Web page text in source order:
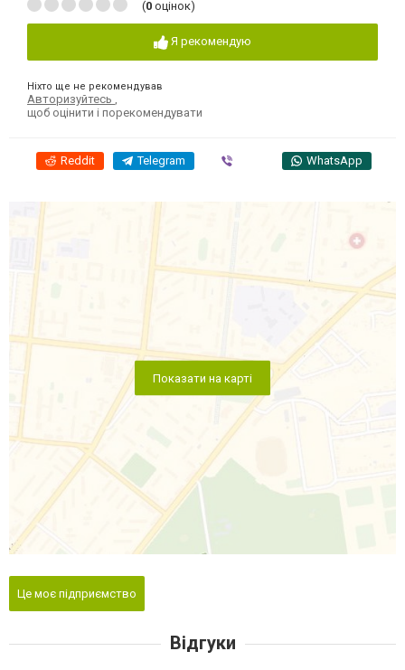
(0 оцінок)
Я рекомендую
Ніхто ще не рекомендував
Авторизуйтесь
щоб оцінити і порекомендувати
Reddit Telegram WhatsApp
Показати на карті
Це моє підприємство
Відгуки